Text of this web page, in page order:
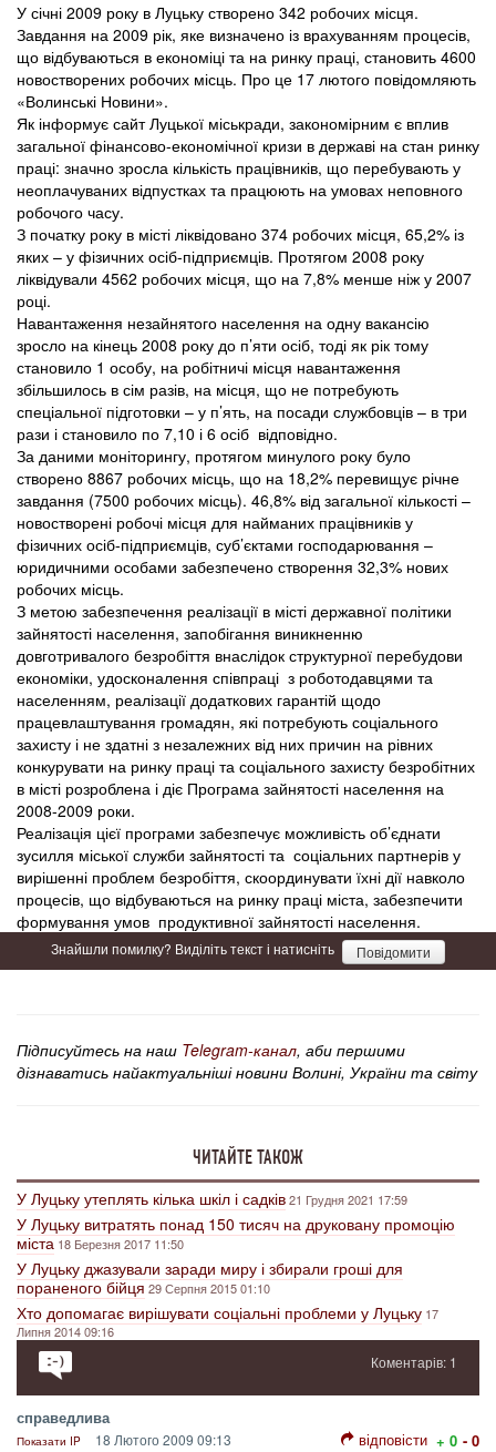
У січні 2009 року в Луцьку створено 342 робочих місця.
Завдання на 2009 рік, яке визначено із врахуванням процесів,
що відбуваються в економіці та на ринку праці, становить 4600
новостворених робочих місць. Про це 17 лютого повідомляють
«Волинські Новини».
Як інформує сайт Луцької міськради, закономірним є вплив
загальної фінансово-економічної кризи в державі на стан ринку
праці: значно зросла кількість працівників, що перебувають у
неоплачуваних відпустках та працюють на умовах неповного
робочого часу.
З початку року в місті ліквідовано 374 робочих місця, 65,2% із
яких – у фізичних осіб-підприємців. Протягом 2008 року
ліквідували 4562 робочих місця, що на 7,8% менше ніж у 2007
році.
Навантаження незайнятого населення на одну вакансію
зросло на кінець 2008 року до п’яти осіб, тоді як рік тому
становило 1 особу, на робітничі місця навантаження
збільшилось в сім разів, на місця, що не потребують
спеціальної підготовки – у п’ять, на посади службовців – в три
рази і становило по 7,10 і 6 осіб відповідно.
За даними моніторингу, протягом минулого року було
створено 8867 робочих місць, що на 18,2% перевищує річне
завдання (7500 робочих місць). 46,8% від загальної кількості –
новостворені робочі місця для найманих працівників у
фізичних осіб-підприємців, суб’єктами господарювання –
юридичними особами забезпечено створення 32,3% нових
робочих місць.
З метою забезпечення реалізації в місті державної політики
зайнятості населення, запобігання виникненню
довготривалого безробіття внаслідок структурної перебудови
економіки, удосконалення співпраці з роботодавцями та
населенням, реалізації додаткових гарантій щодо
працевлаштування громадян, які потребують соціального
захисту і не здатні з незалежних від них причин на рівних
конкурувати на ринку праці та соціального захисту безробітних
в місті розроблена і діє Програма зайнятості населення на
2008-2009 роки.
Реалізація цієї програми забезпечує можливість об’єднати
зусилля міської служби зайнятості та соціальних партнерів у
вирішенні проблем безробіття, скоординувати їхні дії навколо
процесів, що відбуваються на ринку праці міста, забезпечити
формування умов продуктивної зайнятості населення.
Знайшли помилку? Виділіть текст і натисніть Повідомити
Підписуйтесь на наш Telegram-канал, аби першими
дізнаватись найактуальніші новини Волині, України та світу
ЧИТАЙТЕ ТАКОЖ
У Луцьку утеплять кілька шкіл і садків21 Грудня 2021 17:59
У Луцьку витратять понад 150 тисяч на друковану промоцію
міста 18 Березня 2017 11:50
У Луцьку джазували заради миру і збирали гроші для
пораненого бійця29 Серпня 2015 01:10
Хто допомагає вирішувати соціальні проблеми у Луцьку 17
Липня 2014 09:16
Коментарів: 1
справедлива
Показати IP 18 Лютого 2009 09:13 відповісти + 0 - 0